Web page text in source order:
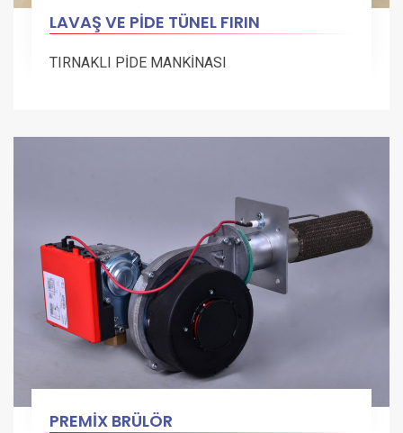
LAVAŞ VE PİDE TÜNEL FIRIN
TIRNAKLI PİDE MANKİNASI
PREMİX BRÜLÖR